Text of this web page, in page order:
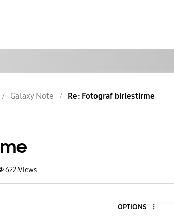
Galaxy Note Re: Fotograf birlestirme
622Views
OPTIONS